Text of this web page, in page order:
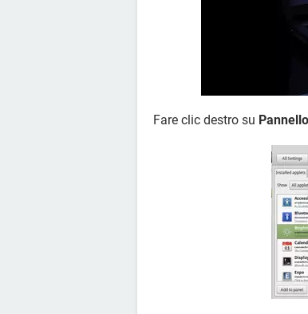
Fare clic destro su Pannello